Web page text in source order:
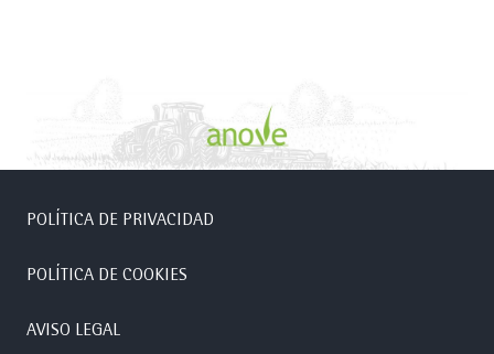
POLÍTICA DE PRIVACIDAD
POLÍTICA DE COOKIES
AVISO LEGAL